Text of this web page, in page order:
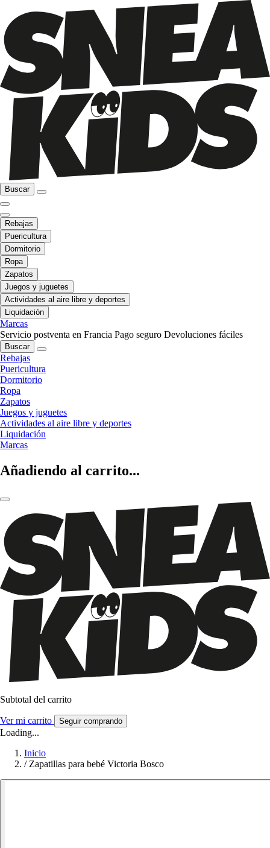
Buscar
Rebajas
Puericultura
Dormitorio
Ropa
Zapatos
Juegos y juguetes
Actividades al aire libre y deportes
Liquidación
Marcas
Servicio postventa en Francia Pago seguro Devoluciones fáciles
Buscar
Rebajas
Puericultura
Dormitorio
Ropa
Zapatos
Juegos y juguetes
Actividades al aire libre y deportes
Liquidación
Marcas
Añadiendo al carrito...
Subtotal del carrito
Ver mi carrito Seguir comprando
Loading...
Inicio
/ Zapatillas para bebé Victoria Bosco